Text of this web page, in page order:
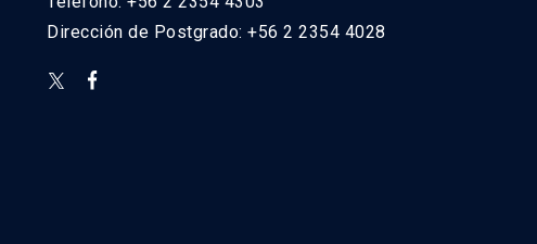
Dirección de Postgrado: +56 2 2354 4028